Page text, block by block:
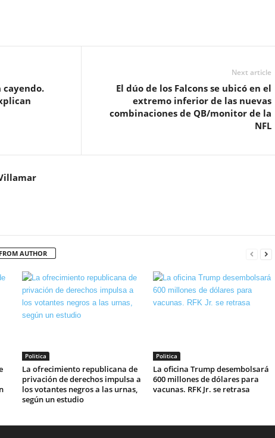
cayendo.
Next article
El dúo de los Falcons se ubicó en el
extremo inferior de las nuevas
combinaciones de QB/monitor de la
NFL
AUTHOR
Politica
La ofrecimiento republicana de
privación de derechos impulsa a
los votantes negros a las urnas,
según un estudio
Politica
La oficina Trump desembolsará
600 millones de dólares para
vacunas. RFK Jr. se retrasa